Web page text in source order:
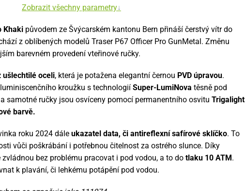
Zobrazit všechny parametry↓
Khaki původem ze Švýcarském kantonu Bern přináší čerstvý vítr do
z oblíbených modelů Traser P67 Officer Pro GunMetal. Změnu
barevném provedení vteřinové ručky.
ušlechtilé oceli, která je potažena elegantní černou PVD úpravou.
kroužku s technologií Super-LumiNova těsně pod
samotné ručky jsou osvíceny pomocí permanentního osvitu Trigalight
barvě.
roku 2024 dále ukazatel data, či antireflexní safírové sklíčko. To
vůči poškrábání i potřebnou čitelnost za ostrého slunce. Díky
bez problému pracovat i pod vodou, a to do tlaku 10 ATM .
k plavání, či lehkému potápění pod vodou.